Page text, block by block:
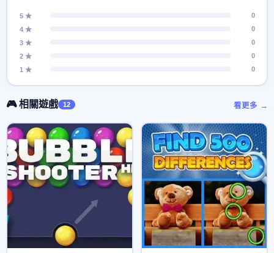
5 ★
0
4 ★
0
3 ★
0
2 ★
0
1 ★
0
🎮 相關遊戲 12 看更多 →